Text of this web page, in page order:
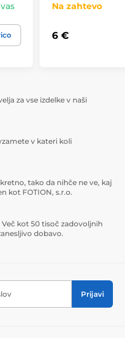
Na zahtevo
6 €
za vse izdelke v naši
v kateri koli
tako da nihče ne ve, kaj
kot FOTION, s.r.o.
kot 50 tisoč zadovoljnih
dobavo.
Prijavi